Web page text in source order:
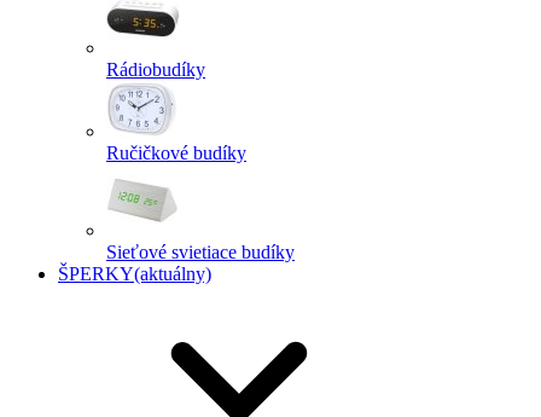
Rádiobudíky
Ručičkové budíky
Sieťové svietiace budíky
ŠPERKY(aktuálny)